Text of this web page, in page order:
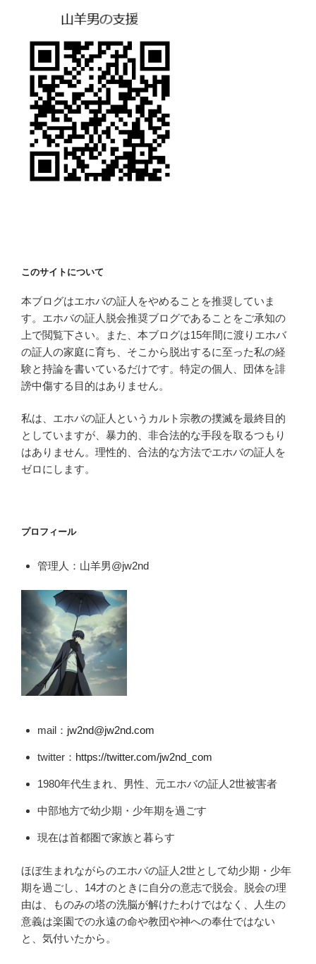
このサイトについて
本ブログはエホバの証人をやめることを推奨していま
す。エホバの証人脱会推奨ブログであることをご承知の
上で閲覧下さい。また、本ブログは15年間に渡りエホバ
の証人の家庭に育ち、そこから脱出するに至った私の経
験と持論を書いているだけです。特定の個人、団体を誹
謗中傷する目的はありません。
私は、エホバの証人というカルト宗教の撲滅を最終目的
としていますが、暴力的、非合法的な手段を取るつもり
はありません。理性的、合法的な方法でエホバの証人を
ゼロにします。
プロフィール
管理人：山羊男@jw2nd
mail： jw2nd@jw2nd.com
twitter： https://twitter.com/jw2nd_com
1980年代生まれ、男性、元エホバの証人2世被害者
中部地方で幼少期・少年期を過ごす
現在は首都圏で家族と暮らす
ほぼ生まれながらのエホバの証人2世として幼少期・少年
期を過ごし、14才のときに自分の意志で脱会。脱会の理
由は、ものみの塔の洗脳が解けたわけではなく、人生の
意義は楽園での永遠の命や教団や神への奉仕ではない
と、気付いたから。